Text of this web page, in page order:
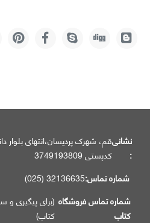
نشانی
:
قم، شهرک پردیسان،انتهای بلوار
کدپستی 3749193809
شماره تماس:32136635 (025)
شماره تماس فروشگاه
کتاب
(برای پیگیری و
کتاب)